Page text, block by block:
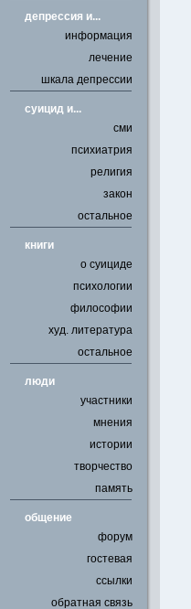
депрессия и...
информация
лечение
шкала депрессии
cуицид и...
сми
психиатрия
религия
закон
остальное
книги
о суициде
психологии
философии
худ. литература
остальное
люди
участники
мнения
истории
творчество
память
общение
форум
гостевая
ссылки
обратная связь